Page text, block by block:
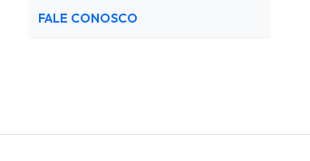
FALE CONOSCO